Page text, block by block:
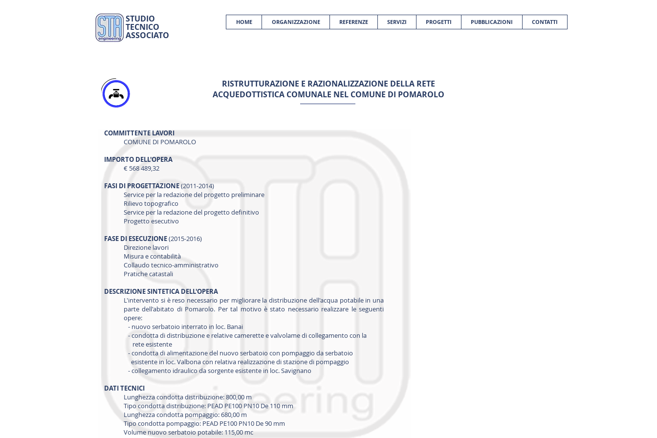
STUDIO
TECNICO
ASSOCIATO
HOME ORGANIZZAZIONE REFERENZE SERVIZI PROGETTI PUBBLICAZIONI CONTATTI
RISTRUTTURAZIONE E RAZIONALIZZAZIONE DELLA RETE
ACQUEDOTTISTICA COMUNALE NEL COMUNE DI POMAROLO
COMMITTENTE LAVORI
COMUNE DI POMAROLO
IMPORTO DELL'OPERA
€ 568 489,32
FASI DI PROGETTAZIONE(2011-2014)
Service per la redazione del progetto preliminare
Rilievo topografico
Service per la redazione del progetto definitivo
Progetto esecutivo
FASE DI ESECUZIONE(2015-2016)
Direzione lavori
Misura e contabilità
Collaudo tecnico-amministrativo
Pratiche catastali
DESCRIZIONE SINTETICA DELL'OPERA
L'intervento si è reso necessario per migliorare la distribuzione dell'acqua potabile in una
parte dell'abitato di Pomarolo. Per tal motivo è stato necessario realizzare le seguenti
opere:
- nuovo serbatoio interrato in loc. Banai
- condotta di distribuzione e relative camerette e valvolame di collegamento con la
rete esistente
- condotta di alimentazione del nuovo serbatoio con pompaggio da serbatoio
esistente in loc. Valbona con relativa realizzazione di stazione di pompaggio
- collegamento idraulico da sorgente esistente in loc. Savignano
DATI TECNICI
Lunghezza condotta distribuzione: 800,00 m
Tipo condotta distribuzione: PEAD PE100 PN10 De 110 mm
Lunghezza condotta pompaggio: 680,00 m
Tipo condotta pompaggio: PEAD PE100 PN10 De 90 mm
Volume nuovo serbatoio potabile: 115,00 mc